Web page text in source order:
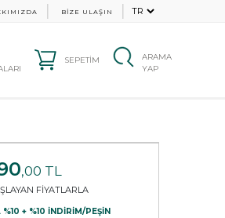
BİZE ULAŞIN
SEPETİM
ARAMA
YAP
,00 TL
FİYATLARLA
+ %10 İNDİRİM/PEŞİN